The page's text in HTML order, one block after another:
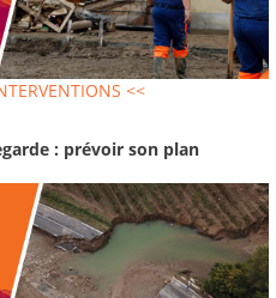
<<
: prévoir son plan